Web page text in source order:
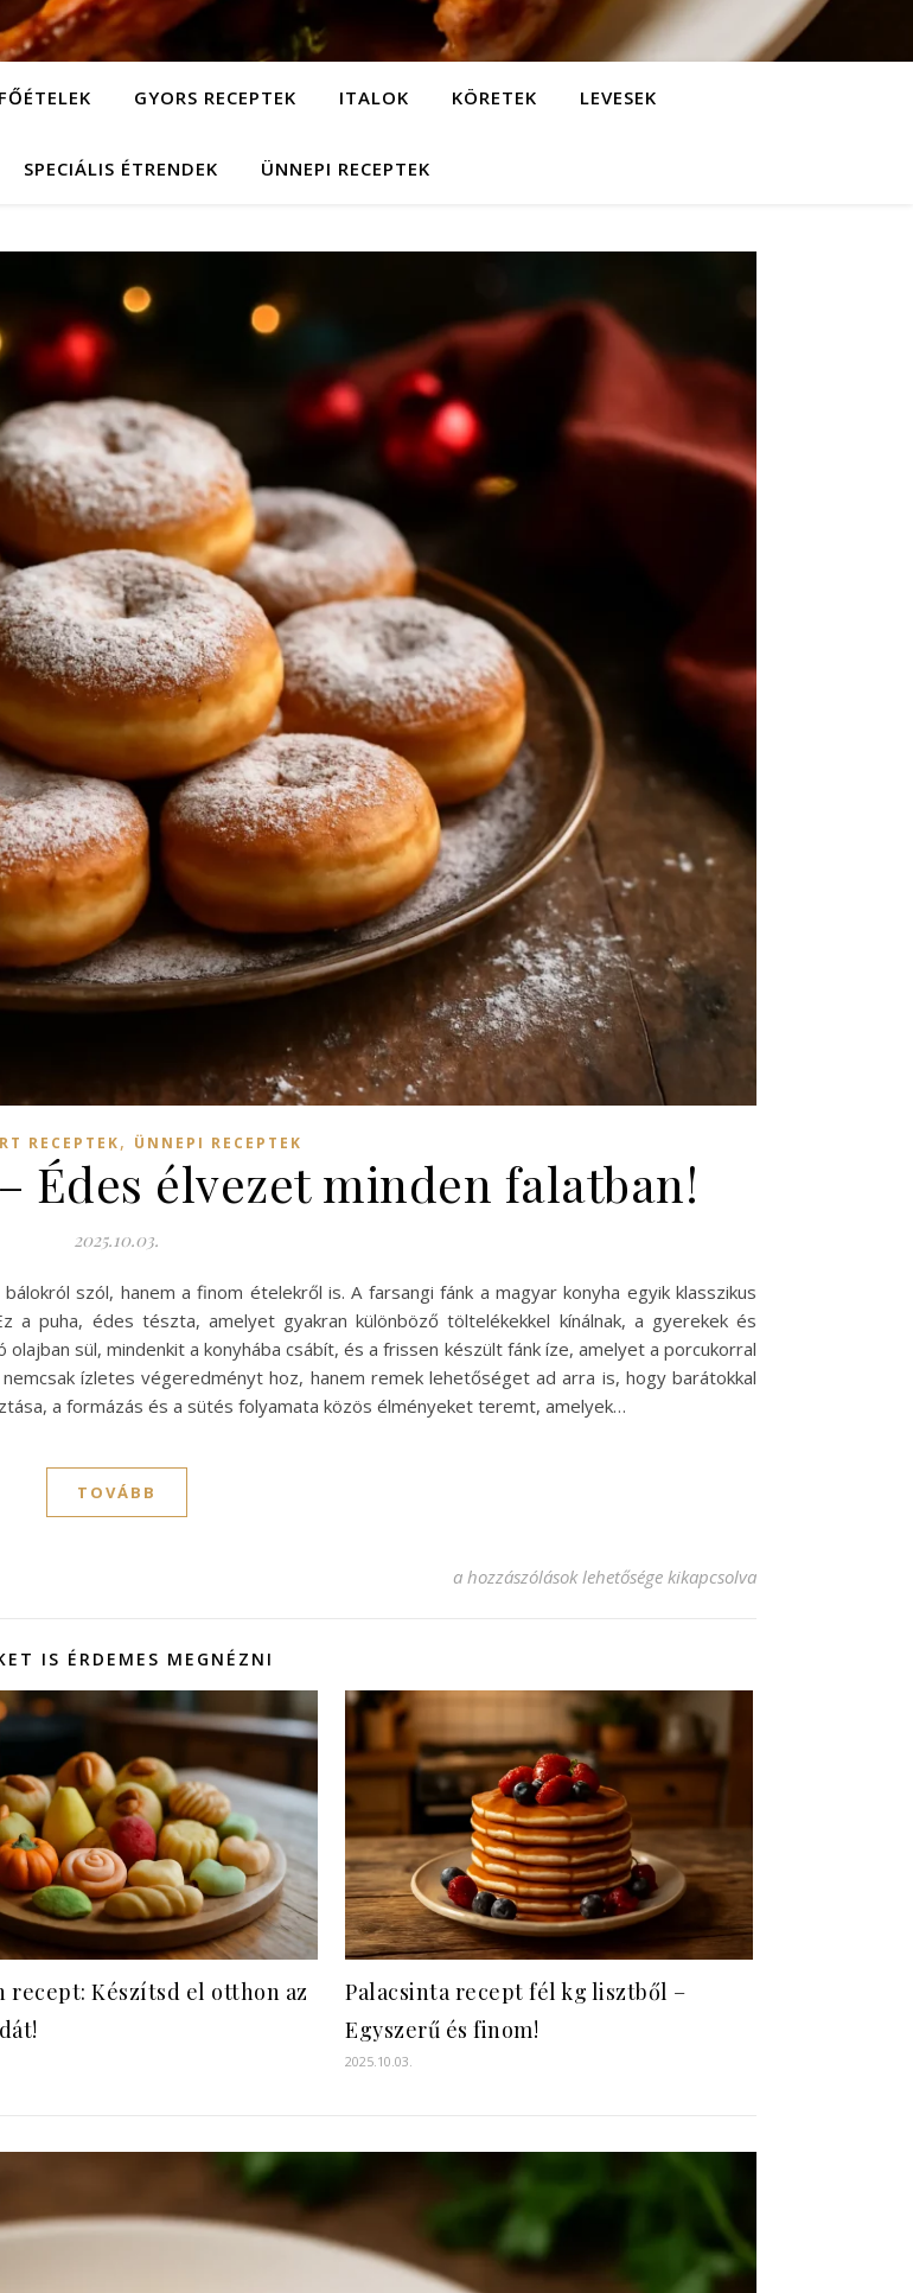
FŐÉTELEK GYORS RECEPTEK ITALOK KÖRETEK LEVESEK
SPECIÁLIS ÉTRENDEK ÜNNEPI RECEPTEK
RECEPTEK, ÜNNEPI RECEPTEK
Édes élvezet minden falatban!
2025.10.03.
szól, hanem a finom ételekről is. A farsangi fánk a magyar konyha egyik klasszikus
a puha, édes tészta, amelyet gyakran különböző töltelékekkel kínálnak, a gyerekek és
sül, mindenkit a konyhába csábít, és a frissen készült fánk íze, amelyet a porcukorral
ízletes végeredményt hoz, hanem remek lehetőséget ad arra is, hogy barátokkal
a formázás és a sütés folyamata közös élményeket teremt, amelyek…
TOVÁBB
Farsangi fánk recept – Édes élvezet minden falatban!
a hozzászólások lehetősége kikapcsolva
IS ÉRDEMES MEGNÉZNI
recept: Készítsd el otthon az
Palacsinta recept fél kg lisztből –
Egyszerű és finom!
2025.10.03.